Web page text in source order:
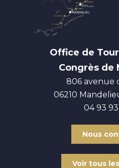
Office de
Congrès de
806 avenue
06210
04 93
Nous
Voir tous